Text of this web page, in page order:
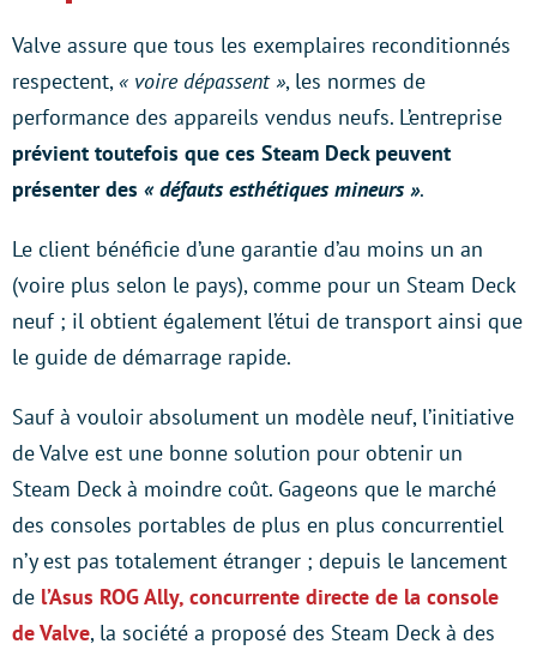
Valve assure que tous les exemplaires reconditionnés
respectent,« voire dépassent », les normes de
performance des appareils vendus neufs. L’entreprise
prévient toutefois que ces Steam Deck peuvent
présenter des « défauts esthétiques mineurs ».
Le client bénéficie d’une garantie d’au moins un an
(voire plus selon le pays), comme pour un Steam Deck
neuf ; il obtient également l’étui de transport ainsi que
le guide de démarrage rapide.
Sauf à vouloir absolument un modèle neuf, l’initiative
de Valve est une bonne solution pour obtenir un
Steam Deck à moindre coût. Gageons que le marché
des consoles portables de plus en plus concurrentiel
n’y est pas totalement étranger ; depuis le lancement
de l’Asus ROG Ally, concurrente directe de la console
de Valve, la société a proposé des Steam Deck à des